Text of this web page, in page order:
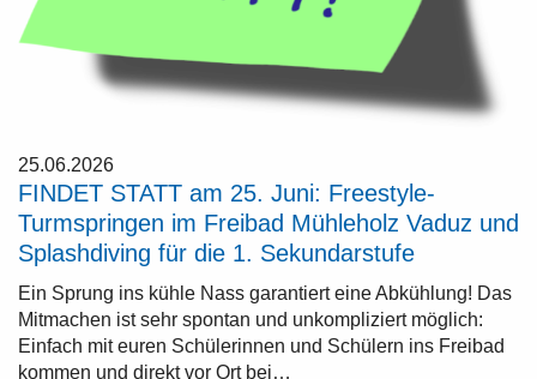
25.06.2026
FINDET STATT am 25. Juni: Freestyle-
Turmspringen im Freibad Mühleholz Vaduz und
Splashdiving für die 1. Sekundarstufe
Ein Sprung ins kühle Nass garantiert eine Abkühlung! Das
Mitmachen ist sehr spontan und unkompliziert möglich:
Einfach mit euren Schülerinnen und Schülern ins Freibad
kommen und direkt vor Ort bei…